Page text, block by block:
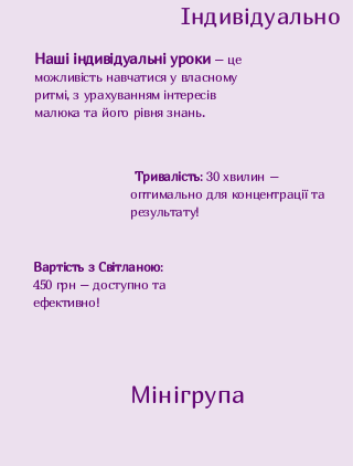
Наші індивідуальні уроки – це
можливість навчатися у власному
ритмі, з урахуванням інтересів
малюка та його рівня знань.
Індивідуально
Тривалість: 30 хвилин –
оптимально для концентрації та
результату!
Вартість з Світланою:
450 грн – доступно та
ефективно!
Мінігрупа